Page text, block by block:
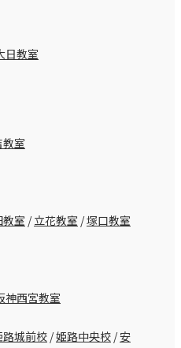
日教室
室
室 /立花教室 /塚口教室
神西宮教室
路城前校 /姫路中央校 /安